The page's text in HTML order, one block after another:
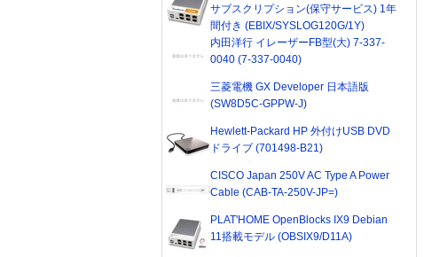
サブスクリプション(保守サービス) 1年
間付き (EBIX/SYSLOG120G/1Y)
内田洋行 イレーザーFB型(大) 7-337-
0040 (7-337-0040)
三菱電機 GX Developer 日本語版
(SW8D5C-GPPW-J)
Hewlett-Packard HP 外付けUSB DVD
ドライブ (701498-B21)
CISCO Japan 250V AC Type A Power
Cable (CAB-TA-250V-JP=)
PLAT'HOME OpenBlocks IX9 Debian
11搭載モデル (OBSIX9/D11A)